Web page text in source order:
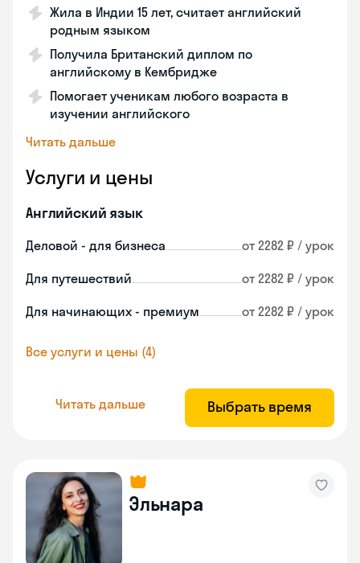
Жила в Индии 15 лет, считает английский
родным языком
Получила Британский диплом по
английскому в Кембридже
Помогает ученикам любого возраста в
изучении английского
Читать дальше
Услуги и цены
Английский язык
Деловой - для бизнеса от 2282 ₽ / урок
Для путешествий от 2282 ₽ / урок
Для начинающих - премиум от 2282 ₽ / урок
Все услуги и цены (4)
Читать дальше Выбрать время
Эльнара